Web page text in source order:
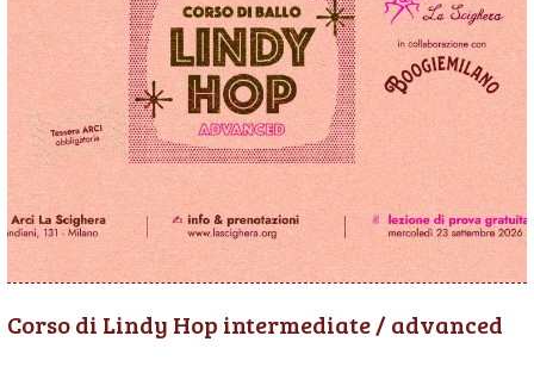
Corso di Lindy Hop intermediate / advanced